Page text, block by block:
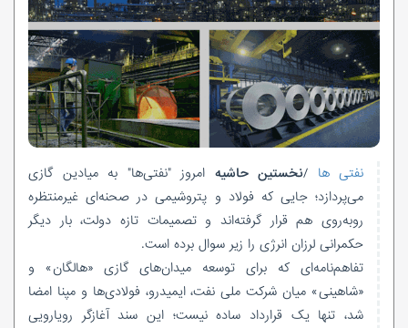
نفتی ها /نخستین حاشیه امروز "نفتی‌ها" به میادین گازی
می‌پردازد؛ جایی که فولاد و پتروشیمی در صحنه‌ای غیرمنتظره
روبه‌روی هم قرار گرفته‌اند و تصمیمات تازه دولت، بار دیگر
حکمرانی لرزان انرژی را زیر سوال برده است.
تفاهم‌نامه‌ای که برای توسعه میدان‌های گازی «هالگان» و
«شاهینی» میان شرکت ملی نفت، ایمیدرو، فولادی‌ها و مپنا امضا
شد، تنها یک قرارداد ساده نیست؛ این سند آغازگر رویارویی